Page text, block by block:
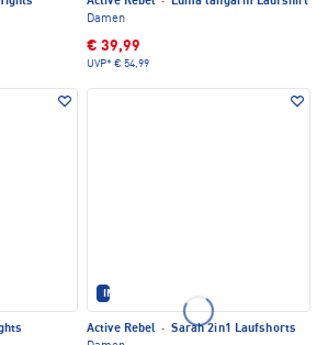
Damen
€ 39,99
UVP* € 54,99
IM SET ERHÄLTLICH
Active Rebel · Sarah 2in1 Laufshorts